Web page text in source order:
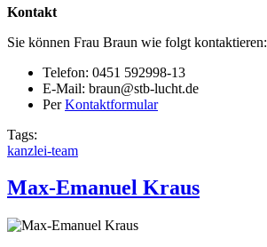
Kontakt
Sie können Frau Braun wie folgt kontaktieren:
Telefon: 0451 592998-13
E-Mail: braun@stb-lucht.de
PerKontaktformular
Tags:
kanzlei-team
Max-Emanuel Kraus